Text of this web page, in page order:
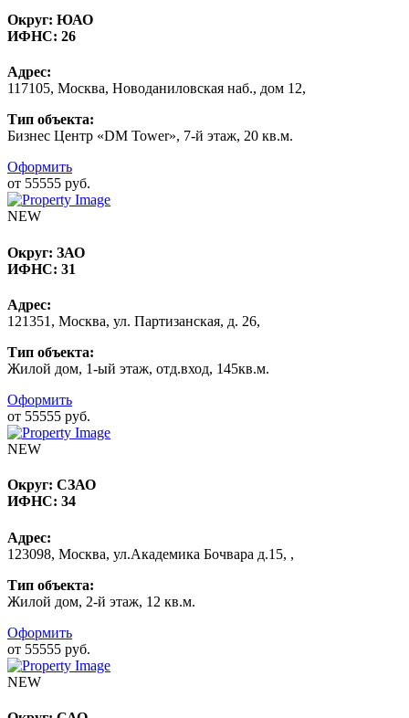
Округ: ЮАО
ИФНС: 26
Адрес:
117105, Москва, Новоданиловская наб., дом 12,
Тип объекта:
Бизнес Центр «DM Tower», 7-й этаж, 20 кв.м.
Оформить
от 55555 руб.
NEW
Округ: ЗАО
ИФНС: 31
Адрес:
121351, Москва, ул. Партизанская, д. 26,
Тип объекта:
Жилой дом, 1-ый этаж, отд.вход, 145кв.м.
Оформить
от 55555 руб.
NEW
Округ: СЗАО
ИФНС: 34
Адрес:
123098, Москва, ул.Академика Бочвара д.15, ,
Тип объекта:
Жилой дом, 2-й этаж, 12 кв.м.
Оформить
от 55555 руб.
NEW